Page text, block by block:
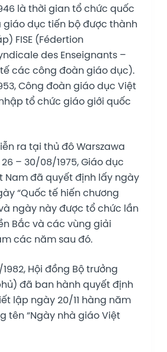
là thời gian tổ chức quốc
dục tiến bộ được thành
FISE (Fédertion
des Enseignants –
các công đoàn giáo dục).
Công đoàn giáo dục Việt
tổ chức giáo giới quốc
ra tại thủ đô Warszawa
– 30/08/1975, Giáo dục
Nam đã quyết định lấy ngày
“Quốc tế hiến chương
ngày này được tổ chức lần
Bắc và các vùng giải
các năm sau đó.
Hội đồng Bộ trưởng
đã ban hành quyết định
lập ngày 20/11 hàng năm
tên “Ngày nhà giáo Việt